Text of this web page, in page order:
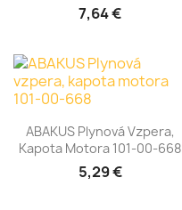
7,64 €
ABAKUS Plynová Vzpera,
Kapota Motora 101-00-668
5,29 €